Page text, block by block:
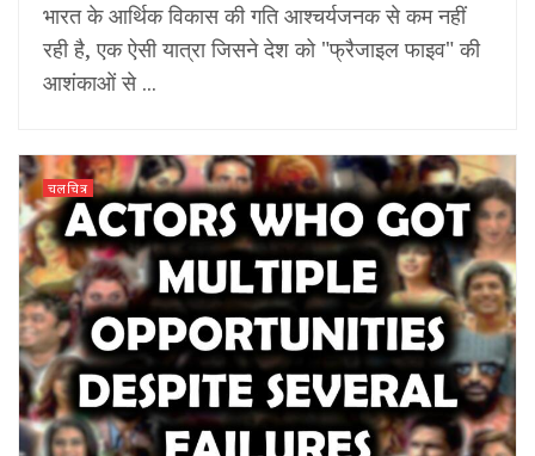
भारत के आर्थिक विकास की गति आश्चर्यजनक से कम नहीं
रही है, एक ऐसी यात्रा जिसने देश को "फ्रैजाइल फाइव" की
आशंकाओं से ...
चलचित्र